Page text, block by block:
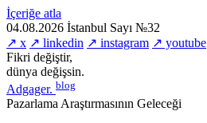
İçeriğe atla
04.08.2026 İstanbul Sayı №32
↗ x ↗ linkedin ↗ instagram ↗ youtube
Fikri değiştir,
dünya değişsin.
Adgager. blog
Pazarlama Araştırmasının Geleceği